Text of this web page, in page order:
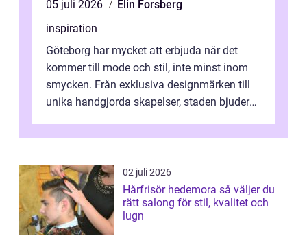
05 juli 2026
Elin Forsberg
inspiration
Göteborg har mycket att erbjuda när det
kommer till mode och stil, inte minst inom
smycken. Från exklusiva designmärken till
unika handgjorda skapelser, staden bjuder
02 juli 2026
Hårfrisör hedemora så väljer du
rätt salong för stil, kvalitet och
lugn